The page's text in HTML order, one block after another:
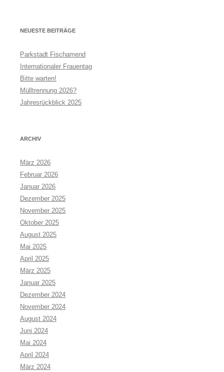
NEUESTE BEITRÄGE
Parkstadt Fischamend
Internationaler Frauentag
Bitte warten!
Mülltrennung 2026?
Jahresrückblick 2025
ARCHIV
März 2026
Februar 2026
Januar 2026
Dezember 2025
November 2025
Oktober 2025
August 2025
Mai 2025
April 2025
März 2025
Januar 2025
Dezember 2024
November 2024
August 2024
Juni 2024
Mai 2024
April 2024
März 2024